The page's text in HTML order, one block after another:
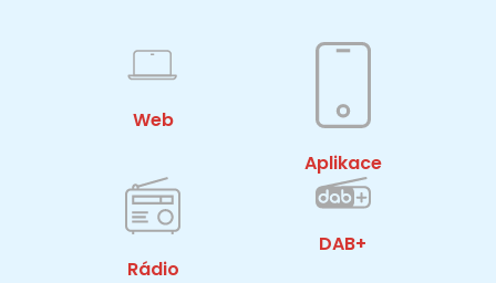
Web
Aplikace
Rádio
DAB+